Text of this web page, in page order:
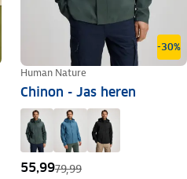
-30%
Human Nature
Chinon - Jas heren
55,9979,99